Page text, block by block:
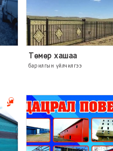
Төмөр хашаа
барилгын үйлчилгээ